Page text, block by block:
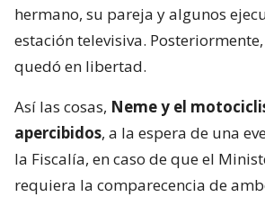
hermano, su pareja y algunos
estación televisiva.
quedó en libertad.
Así las cosas, Neme y el
apercibidos, a la espera de una
la Fiscalía, en caso de que el
requiera la comparecencia de